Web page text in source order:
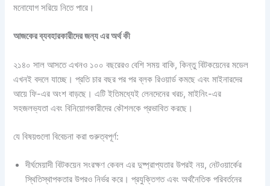
মনোযোগ সরিয়ে নিতে পারে।
আজকের ব্যবহারকারীদের জন্য এর অর্থ কী
২১৪০ সাল আসতে এখনও ১০০ বছরেরও বেশি সময় বাকি, কিন্তু বিটকয়েনের মডেল
এখনই বদলে যাচ্ছে। প্রতি চার বছর পর পর ব্লক রিওয়ার্ড কমছে এবং মাইনারদের
আয়ে ফি-এর অংশ বাড়ছে। এটি ইতিমধ্যেই লেনদেনের খরচ, মাইনিং-এর
সহজলভ্যতা এবং বিনিয়োগকারীদের কৌশলকে প্রভাবিত করছে।
যে বিষয়গুলো বিবেচনা করা গুরুত্বপূর্ণ:
দীর্ঘমেয়াদী বিটকয়েন সংরক্ষণ কেবল এর দুষ্প্রাপ্যতার উপরই নয়, নেটওয়ার্কের
স্থিতিস্থাপকতার উপরও নির্ভর করে। প্রযুক্তিগত এবং অর্থনৈতিক পরিবর্তনের